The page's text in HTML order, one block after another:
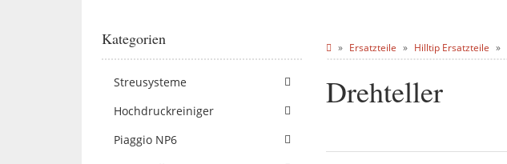
Ersatzteile Hilltip Ersatzteile
Drehteller
Kategorien
Streusysteme
Hochdruckreiniger
Piaggio NP6